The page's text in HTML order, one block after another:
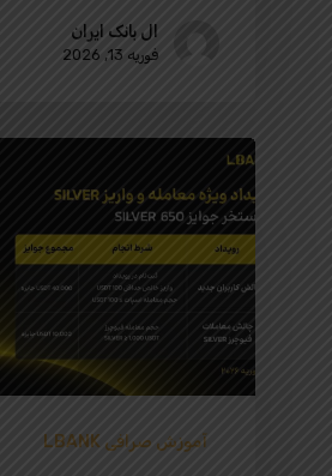
ال بانک ایران
فوریه 13, 2026
آموزش صرافی LBANK